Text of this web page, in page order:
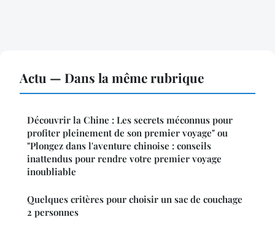
Actu — Dans la même rubrique
Découvrir la Chine : Les secrets méconnus pour
profiter pleinement de son premier voyage" ou
"Plongez dans l'aventure chinoise : conseils
inattendus pour rendre votre premier voyage
inoubliable
Quelques critères pour choisir un sac de couchage
2 personnes